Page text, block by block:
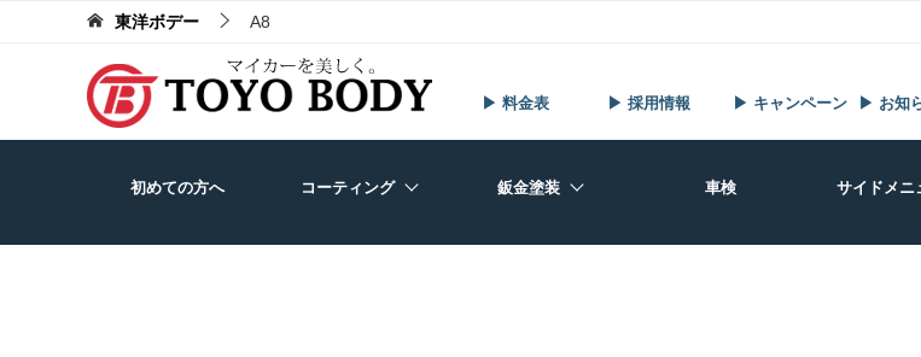
東洋ボデー A8
▶ 料金表 ▶ 採用情報 ▶ キャンペーン ▶ お知
初めての方へ コーティング 鈑金塗装 車検 サイドメニ